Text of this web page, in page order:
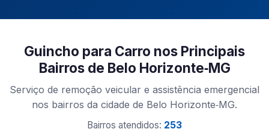
Guincho para Carro nos Principais
Bairros de Belo Horizonte‑MG
Serviço de remoção veicular e assistência emergencial
nos bairros da cidade de Belo Horizonte‑MG.
Bairros atendidos: 253